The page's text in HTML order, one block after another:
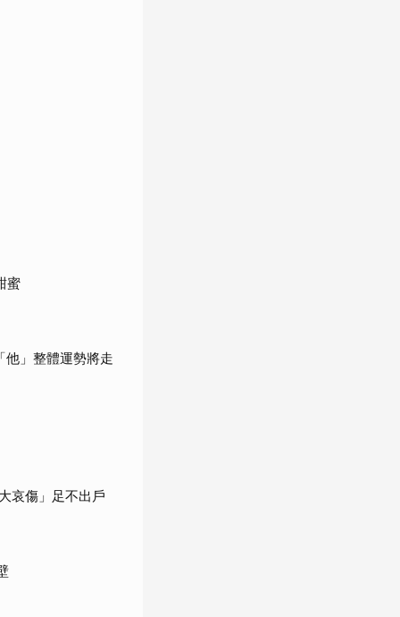
蜜
他」整體運勢將走
哀傷」足不出戶